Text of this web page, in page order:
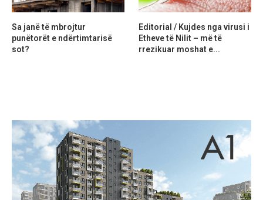
Sa janë të mbrojtur
punëtorët e ndërtimtarisë
sot?
Editorial / Kujdes nga virusi i
Etheve të Nilit – më të
rrezikuar moshat e...